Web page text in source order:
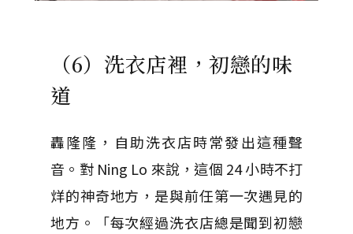
（6）洗衣店裡，初戀的味
道
轟隆隆，自助洗衣店時常發出這種聲
音。對 Ning Lo 來說，這個 24 小時不打
烊的神奇地方，是與前任第一次遇見的
地方。「每次經過洗衣店總是聞到初戀